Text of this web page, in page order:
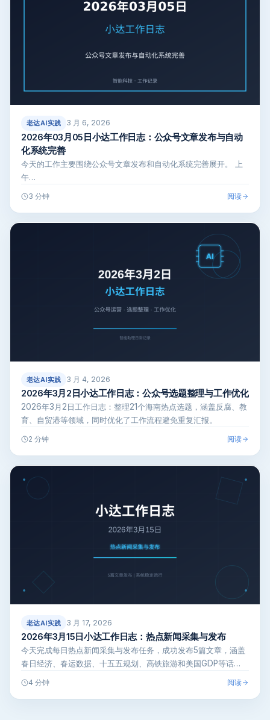
老达AI实践 3 月 6, 2026
2026年03月05日小达工作日志：公众号文章发布与自动
化系统完善
今天的工作主要围绕公众号文章发布和自动化系统完善展开。 上
午…
3 分钟 阅读
老达AI实践 3 月 4, 2026
2026年3月2日小达工作日志：公众号选题整理与工作优化
2026年3月2日工作日志：整理21个海南热点选题，涵盖反腐、教
育、自贸港等领域，同时优化了工作流程避免重复汇报。
2 分钟 阅读
老达AI实践 3 月 17, 2026
2026年3月15日小达工作日志：热点新闻采集与发布
今天完成每日热点新闻采集与发布任务，成功发布5篇文章，涵盖
春日经济、春运数据、十五五规划、高铁旅游和美国GDP等话
4 分钟 阅读